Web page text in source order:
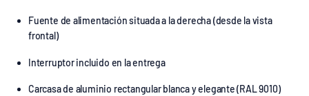
Fuente de alimentación situada a la derecha (desde la vista
frontal)
Interruptor incluido en la entrega
Carcasa de aluminio rectangular blanca y elegante (RAL 9010)